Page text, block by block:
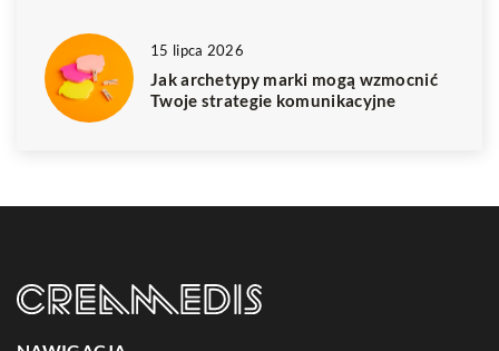
15 lipca 2026
Jak archetypy marki mogą wzmocnić
Twoje strategie komunikacyjne